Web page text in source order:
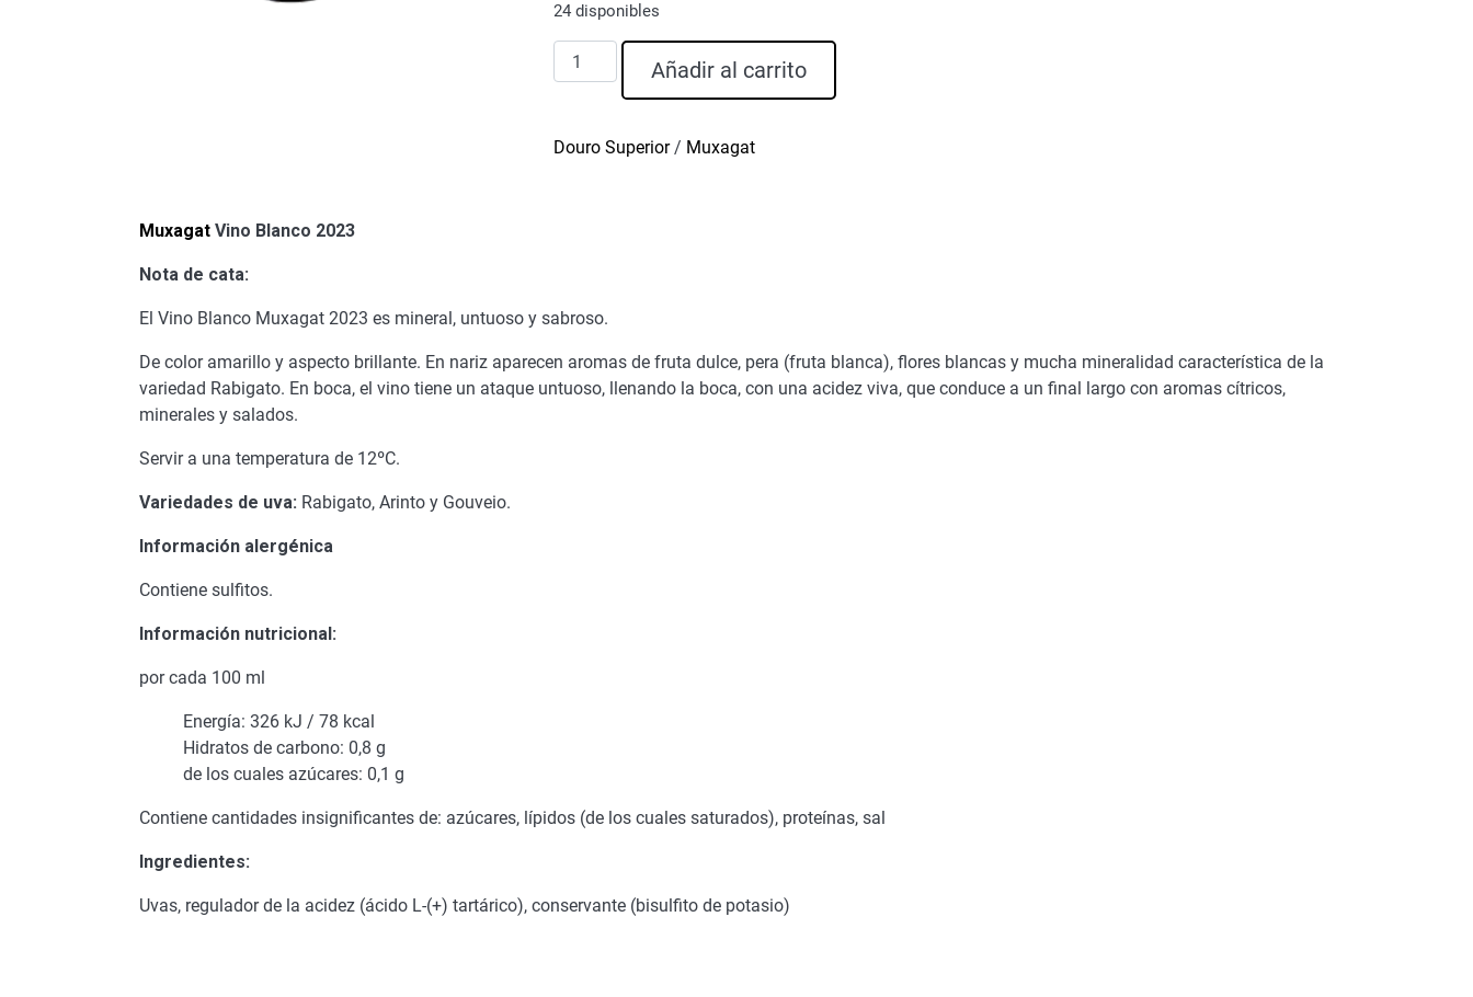
24 disponibles
Muxagat
Vino
cantidad
Añadir al carrito
Douro Superior/ Muxagat
Muxagat Vino Blanco 2023
Nota de cata:
El Vino Blanco Muxagat 2023 es mineral, untuoso y sabroso.
De color amarillo y aspecto brillante. En nariz aparecen aromas de fruta dulce, pera (fruta blanca), flores blancas y mucha mineralidad característica de la
variedad Rabigato. En boca, el vino tiene un ataque untuoso, llenando la boca, con una acidez viva, que conduce a un final largo con aromas cítricos,
minerales y salados.
Servir a una temperatura de 12ºC.
Variedades de uva: Rabigato, Arinto y Gouveio.
Información alergénica
Contiene sulfitos.
Información nutricional:
por cada 100 ml
Energía: 326 kJ / 78 kcal
Hidratos de carbono: 0,8 g
de los cuales azúcares: 0,1 g
Contiene cantidades insignificantes de: azúcares, lípidos (de los cuales saturados), proteínas, sal
Ingredientes:
Uvas, regulador de la acidez (ácido L-(+) tartárico), conservante (bisulfito de potasio)